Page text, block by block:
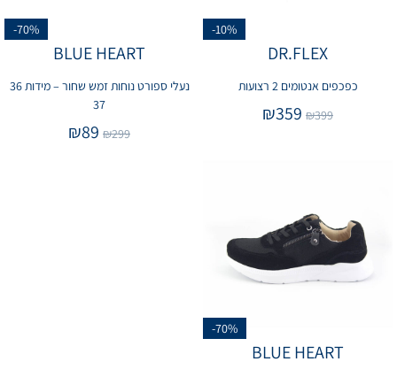
-10%
DR.FLEX
כפכפים אנטומים 2 רצועות
₪399
₪359
-70%
BLUE HEART
נעלי ספורט נוחות זמש שחור – מידות 36
37
₪299
₪89
-70%
BLUE HEART